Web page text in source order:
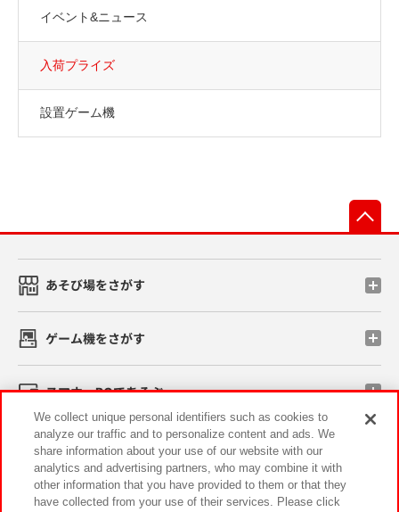
イベント&ニュース
入荷プライズ
設置ゲーム機
あそび場をさがす
ゲーム機をさがす
スマホ・PCであそぶ
イベント・キャンペーン
We collect unique personal identifiers such as cookies to
analyze our traffic and to personalize content and ads. We
share information about your use of our website with our
analytics and advertising partners, who may combine it with
other information that you have provided to them or that they
have collected from your use of their services. Please click